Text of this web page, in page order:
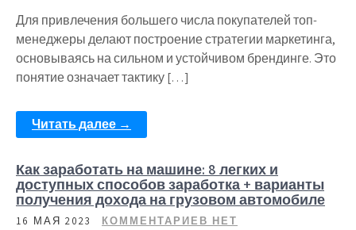
Для привлечения большего числа покупателей топ-
менеджеры делают построение стратегии маркетинга,
основываясь на сильном и устойчивом брендинге. Это
понятие означает тактику […]
Читать далее →
Как заработать на машине: 8 легких и
доступных способов заработка + варианты
получения дохода на грузовом автомобиле
16 МАЯ 2023 КОММЕНТАРИЕВ НЕТ